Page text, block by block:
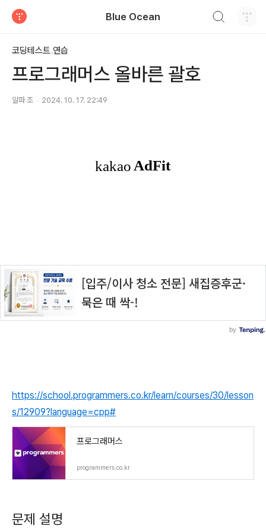
Blue Ocean
코딩테스트 연습
프로그래머스 올바른 괄호
알파 조 2024. 10. 17. 22:49
https://school.programmers.co.kr/learn/courses/30/lesson
s/12909?language=cpp#
프로그래머스
programmers.co.kr
문제 설명